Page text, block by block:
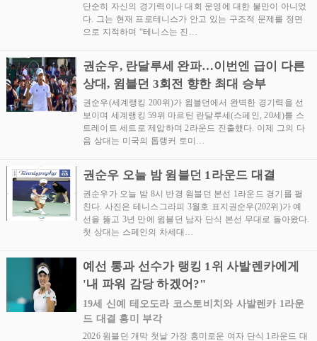
단순히 자신의 경기력이나 대회 운영에 대한 불만이 아니었
다. 그는 현재 프로테니스가 안고 있는 구조적 문제를 정면
으로 지적하며 “테니스는 진…
권순우, 란달루세 완파…이번엔 급이 다른
상대, 윔블던 3회전 향한 최대 승부
권순우(세계랭킹 200위)가 윔블던에서 완벽한 경기력을 선
보이며 세계랭킹 59위 마르틴 란달루세(스페인, 20세)를 스
트레이트 세트로 제압하며 2라운드 진출했다. 이제 그의 다
음 상대는 미국의 톱랭커 토미…
권순우 오늘 밤 윔블던 1라운드 대결
권순우가 오늘 밤 8시 반경 윔블던 본선 1라운드 경기를 펼
친다. 사진은 테니스그라피 3월호 표지권순우(202위)가 예
선을 뚫고 3년 만에 윔블던 남자 단식 본선 무대로 돌아왔다.
첫 상대는 스페인의 차세대…
예선 통과 선수가 랭킹 1위 사발렌카에게
'내 파워 감당 하겠어?"
19세 신예 테오도라 코스토비치와 사발렌카 1라운
드 대결 흥미 부각
2026 윔블던 개막 첫날 가장 흥미로운 여자 단식 1라운드 대